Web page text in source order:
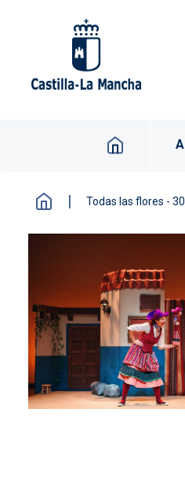
Todas las flores -